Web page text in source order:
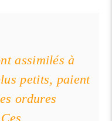
assimilés à
petits, paient
ordures